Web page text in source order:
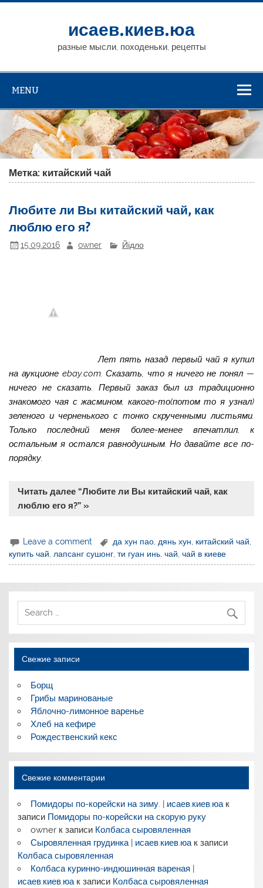
исаев.киев.юа
разные мысли, походеньки, рецепты
MENU
Метка: китайский чай
Любите ли Вы китайский чай, как
люблю его я?
15.09.2016 owner Йідло
Лет пять назад первый чай я купил
на аукционе ebay.com. Сказать, что я ничего не понял —
ничего не сказать. Первый заказ был из традиционно
знакомого чая с жасмином, какого-то(потом то я узнал)
зеленого и черненького с тонко скрученными листьями.
Только последний меня более-менее впечатлил, к
остальным я остался равнодушным. Но давайте все по-
порядку.
Читать далее “Любите ли Вы китайский чай, как
люблю его я?” »
Leave a comment да хун пао дянь хун китайский чай
купить чай лапсанг сушонг ,ти гуан инь ,чай ,чай в киеве
Свежие записи
Борщ
Грибы маринованые
Яблочно-лимонное варенье
Хлеб на кефире
Рождественский кекс
Свежие комментарии
Помидоры по-корейски на зиму. | исаев.киев.юак
записи Помидоры по-корейски на скорую руку
ownerк записи Колбаса сыровяленная
Сыровяленная грудинка | исаев.киев.юак записи
Колбаса сыровяленная
Колбаса куринно-индюшинная вареная |
исаев.киев.юак записи Колбаса сыровяленная